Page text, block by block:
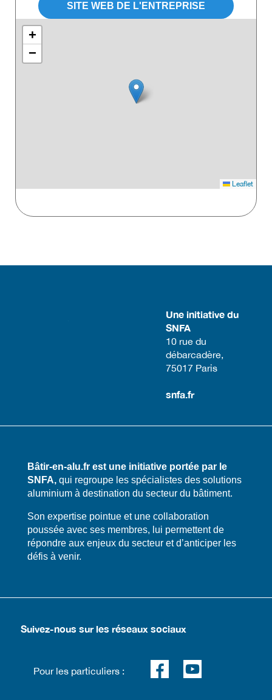
SITE WEB DE L'ENTREPRISE
+
−
Leaflet
Une initiative du
SNFA
​10 rue du
débarcadère,
75017 Paris​
snfa.fr
Bâtir-en-alu.fr est une initiative portée par le
SNFA,qui regroupe les spécialistes des solutions
aluminium à destination du secteur du bâtiment.
​​Son expertise pointue et une collaboration
poussée avec ses membres, lui permettent de
répondre aux enjeux du secteur et d’anticiper les
défis à venir.
Suivez-nous sur les réseaux sociaux
Pour les particuliers :